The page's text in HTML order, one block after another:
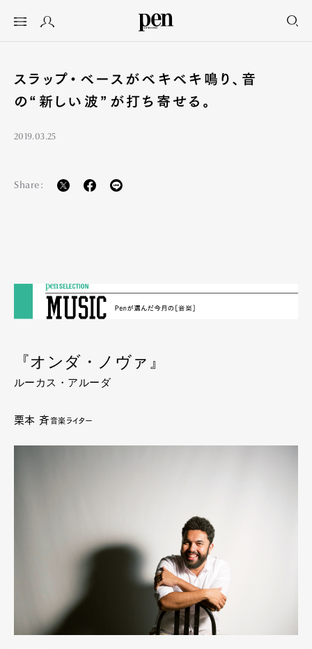
スラップ・ベースがベキベキ鳴り、音
の“新しい波”が打ち寄せる。
2019.03.25
Share:
『オンダ・ノヴァ』
ルーカス・アルーダ
栗本 斉音楽ライター